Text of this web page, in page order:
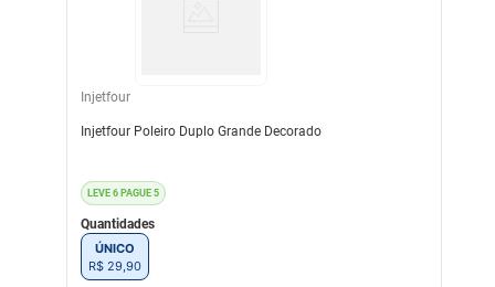
Injetfour
Injetfour Poleiro Duplo Grande Decorado
LEVE 6 PAGUE 5
Quantidades
ÚNICO
R$ 29 90